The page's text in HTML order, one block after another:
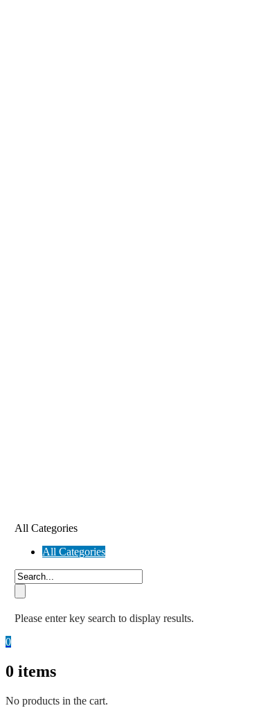
All Categories
All Categories
Please enter key search to display results.
0
0 items
No products in the cart.